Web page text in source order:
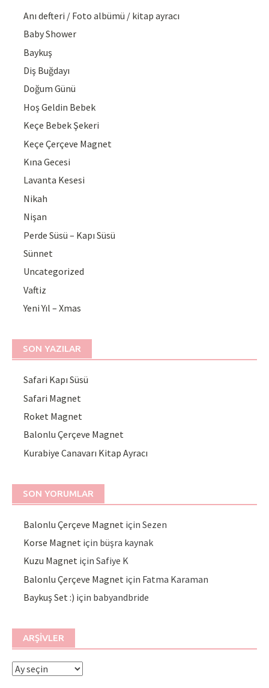
Anı defteri / Foto albümü / kitap ayracı
Baby Shower
Baykuş
Diş Buğdayı
Doğum Günü
Hoş Geldin Bebek
Keçe Bebek Şekeri
Keçe Çerçeve Magnet
Kına Gecesi
Lavanta Kesesi
Nikah
Nişan
Perde Süsü – Kapı Süsü
Sünnet
Uncategorized
Vaftiz
Yeni Yıl – Xmas
SON YAZILAR
Safari Kapı Süsü
Safari Magnet
Roket Magnet
Balonlu Çerçeve Magnet
Kurabiye Canavarı Kitap Ayracı
SON YORUMLAR
Balonlu Çerçeve Magnet içinSezen
Korse Magnet için büşra kaynak
Kuzu Magnet içinSafiye K
Balonlu Çerçeve Magnet için Fatma Karaman
Baykuş Set :) için babyandbride
ARŞIVLER
Arşivler